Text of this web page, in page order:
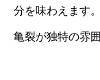
分を味わえます
亀裂が独特の雰